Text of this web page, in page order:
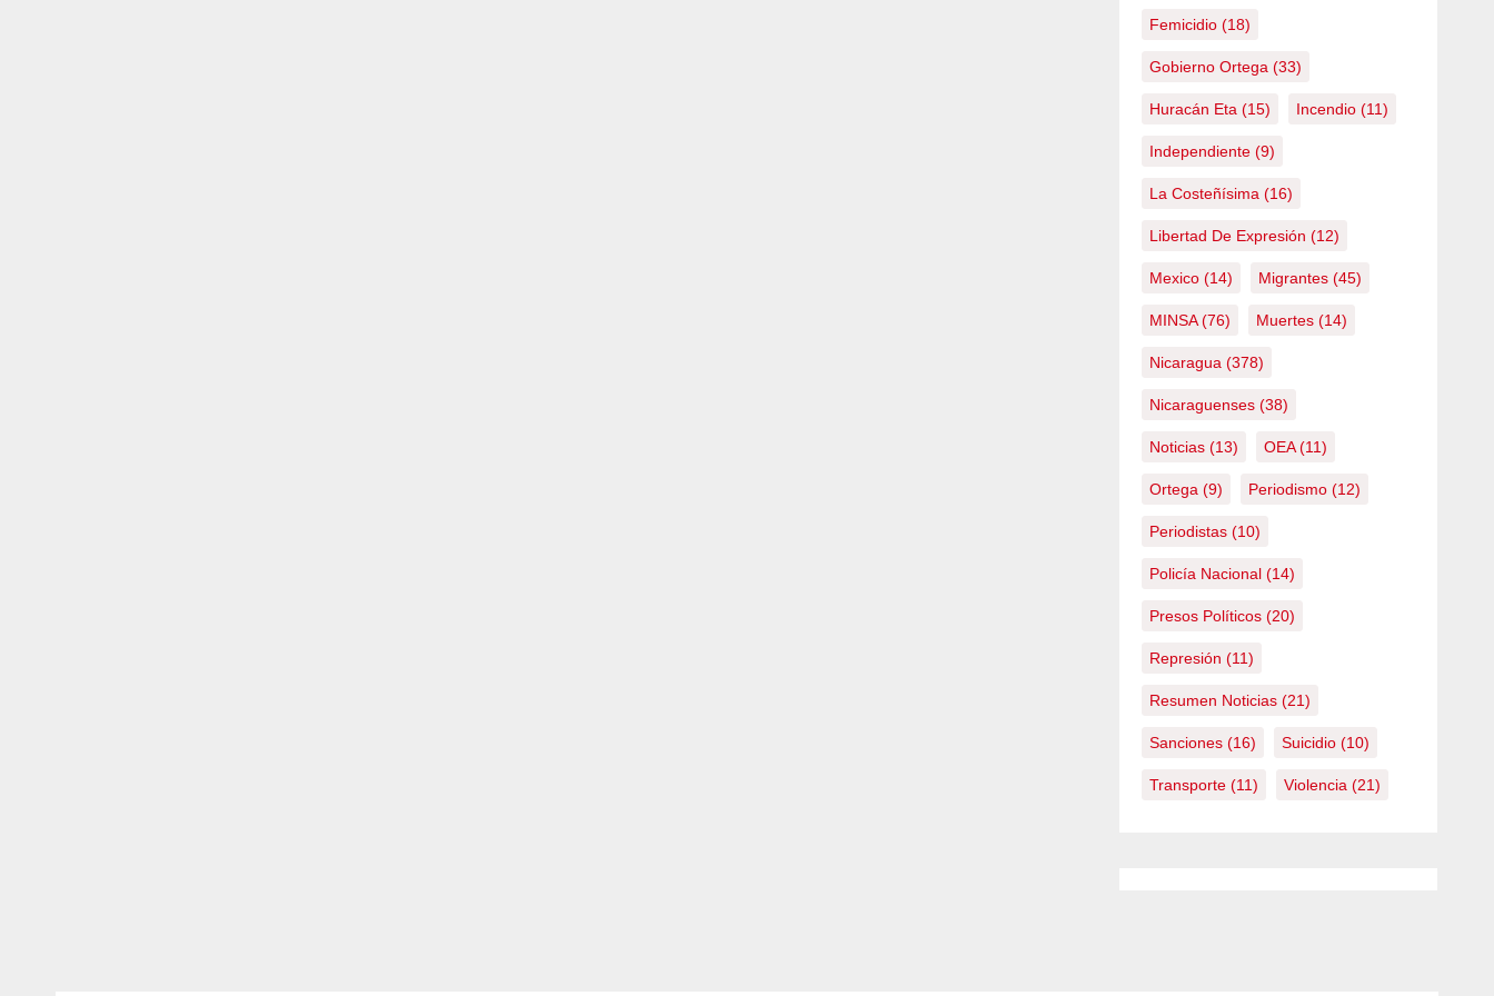
Femicidio(18)
Gobierno Ortega (33)
Huracán Eta (15) Incendio(11)
Independiente(9)
La Costeñísima (16)
Libertad De Expresión (12)
Mexico(14) Migrantes(45)
MINSA(76) Muertes(14)
Nicaragua (378)
Nicaraguenses(38)
Noticias(13) OEA(11)
Ortega (9) Periodismo(12)
Periodistas(10)
Policía Nacional(14)
Presos Políticos(20)
Represión (11)
Resumen Noticias(21)
Sanciones(16) Suicidio(10)
Transporte(11) Violencia (21)